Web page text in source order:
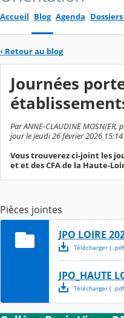
Accueil Blog Agenda
‹ Retour au blog
Journées
Par ANNE-CLAUDINE
jour le jeudi 26 février 2026 15:14
Vous trouverez ci-joint les
et et des CFA de la Haute-
Pièces jointes
JPO LOIRE
Télécharger( .pdf
JPO_HAUTE
Télécharger( .pdf